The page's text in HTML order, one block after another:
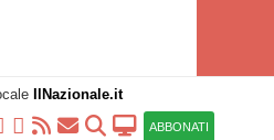
IlNazionale.it
ABBONATI